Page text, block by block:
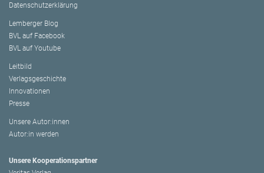
Datenschutzerklärung
Lemberger Blog
BVL auf Facebook
BVL auf Youtube
Leitbild
Verlagsgeschichte
Innovationen
Presse
Unsere Autor:innen
Autor:in werden
Unsere Kooperationspartner